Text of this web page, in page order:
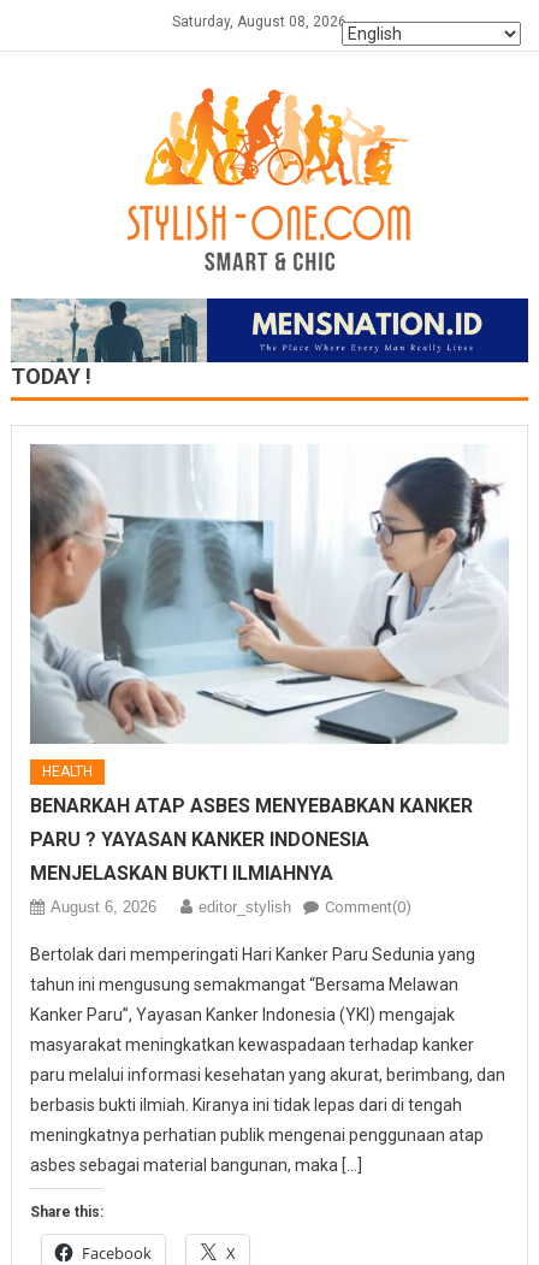
Saturday, August 08, 2026
TODAY !
HEALTH
BENARKAH ATAP ASBES MENYEBABKAN KANKER
PARU ? YAYASAN KANKER INDONESIA
MENJELASKAN BUKTI ILMIAHNYA
August 6, 2026 editor_stylish Comment(0)
Bertolak dari memperingati Hari Kanker Paru Sedunia yang
tahun ini mengusung semakmangat “Bersama Melawan
Kanker Paru”, Yayasan Kanker Indonesia (YKI) mengajak
masyarakat meningkatkan kewaspadaan terhadap kanker
paru melalui informasi kesehatan yang akurat, berimbang, dan
berbasis bukti ilmiah. Kiranya ini tidak lepas dari di tengah
meningkatnya perhatian publik mengenai penggunaan atap
asbes sebagai material bangunan, maka […]
Share this:
Facebook X